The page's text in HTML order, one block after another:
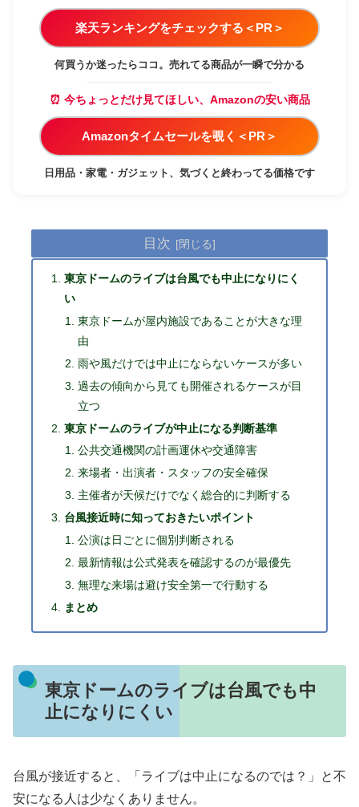
楽天ランキングをチェックする＜PR＞
何買うか迷ったらココ。売れてる商品が一瞬で分かる
⏰ 今ちょっとだけ見てほしい、Amazonの安い商品
Amazonタイムセールを覗く＜PR＞
日用品・家電・ガジェット、気づくと終わってる価格です
目次
東京ドームのライブは台風でも中止になりにく
い
東京ドームが屋内施設であることが大きな理
由
雨や風だけでは中止にならないケースが多い
過去の傾向から見ても開催されるケースが目
立つ
東京ドームのライブが中止になる判断基準
公共交通機関の計画運休や交通障害
来場者・出演者・スタッフの安全確保
主催者が天候だけでなく総合的に判断する
台風接近時に知っておきたいポイント
公演は日ごとに個別判断される
最新情報は公式発表を確認するのが最優先
無理な来場は避け安全第一で行動する
まとめ
東京ドームのライブは台風でも中
止になりにくい
台風が接近すると、「ライブは中止になるのでは？」と不
安になる人は少なくありません。